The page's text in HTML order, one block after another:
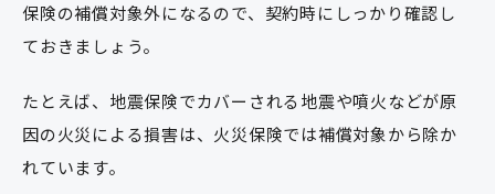
保険の補償対象外になるので、契約時にしっかり確認し
ておきましょう。
たとえば、地震保険でカバーされる地震や噴火などが原
因の火災による損害は、火災保険では補償対象から除か
れています。